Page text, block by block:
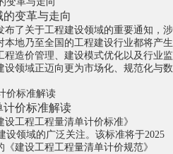
变革与走向
了关于工程建设领域的重要通知，涉
地乃至全国的工程建设行业都将产生
造价管理、建设模式优化以及行业监
领域正迈向更为市场化、规范化与数
价标准解读
工程工程量清单计价标准》
设领域的广泛关注。该标准将于2025
建设工程工程量清单计价规范》